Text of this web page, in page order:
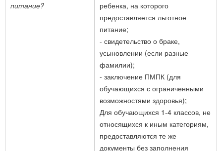
питание?
ребенка, на которого
предоставляется льготное
питание;
- свидетельство о браке,
усыновлении (если разные
фамилии);
- заключение ПМПК (для
обучающихся с ограниченными
возможностями здоровья);
Для обучающихся 1-4 классов, не
относящихся к иным категориям,
предоставляются те же
документы без заполнения